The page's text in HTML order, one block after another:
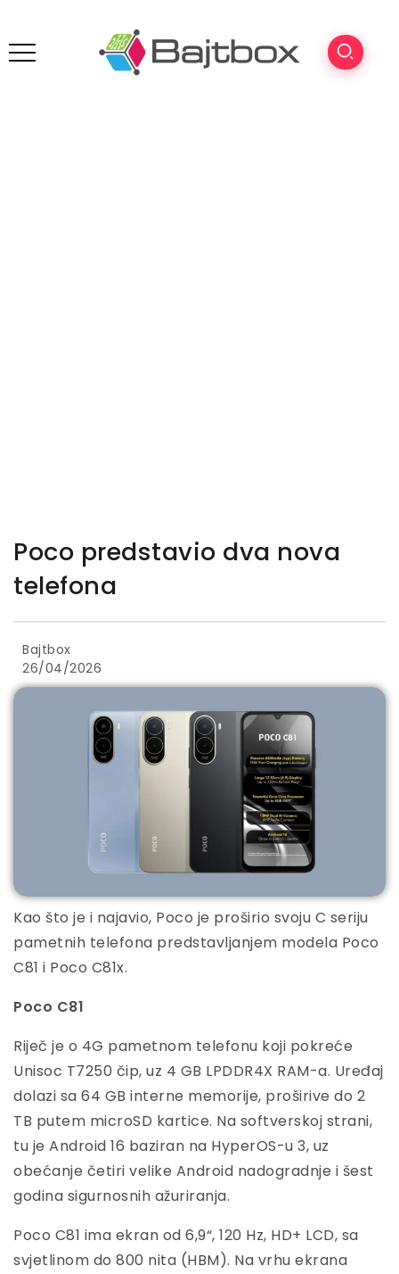
Poco predstavio dva nova
telefona
Bajtbox
26/04/2026
Kao što je i najavio, Poco je proširio svoju C seriju
pametnih telefona predstavljanjem modela Poco
C81 i Poco C81x.
Poco C81
Riječ je o 4G pametnom telefonu koji pokreće
Unisoc T7250 čip, uz 4 GB LPDDR4X RAM-a. Uređaj
dolazi sa 64 GB interne memorije, proširive do 2
TB putem microSD kartice. Na softverskoj strani,
tu je Android 16 baziran na HyperOS-u 3, uz
obećanje četiri velike Android nadogradnje i šest
godina sigurnosnih ažuriranja.
Poco C81 ima ekran od 6,9“, 120 Hz, HD+ LCD, sa
svjetlinom do 800 nita (HBM). Na vrhu ekrana